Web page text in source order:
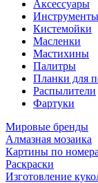
Аксессуары
Инструменты
Кистемойки
Масленки
Мастихины
Палитры
Планки для
Распылители
Фартуки
Мировые бренды
Алмазная мозаика
Картины по
Раскраски
Изготовление